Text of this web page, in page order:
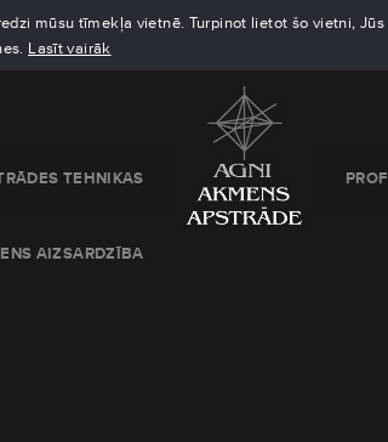
mūsu tīmekļa vietnē. Turpinot lietot šo vietni,
Lasīt vairāk
TEHNIKAS
AIZSARDZĪBA